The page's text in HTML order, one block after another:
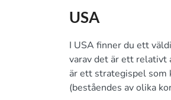
USA
I USA finner du ett
varav det är ett relativt
är ett strategispel som
(beståendes av olika